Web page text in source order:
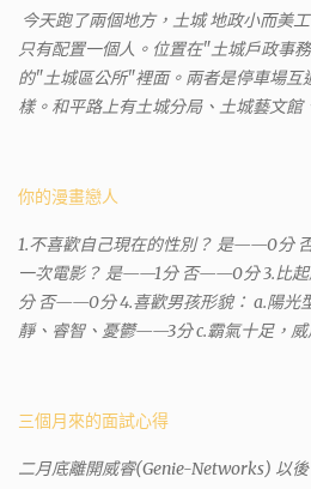
今天跑了兩個地方，土城 地政小而美
只有配置一個人。位置在"土城戶政事
的"土城區公所"裡面。兩者是停車場互
樣。和平路上有土城分局、土城藝文館
沒有正式的地政事務所，只有地政小而
到以後還真嚇了一跳，這一看就有問題
有問題的幽靈合約恐怕還調不到資源。
會去調閱這些資料。因為沒把握每個法
案牘勞形中，會願意為了這種小人物
市板橋地政事務所 )去取得。不過實際
件的租客。 在這過程中我覺得很像行
你的漫畫戀人
1.不喜歡自己現在的性別？ 是——0分
一次電影？ 是——1分 否——0分 3.比
分 否——0分 4.喜歡男孩形貌： a.陽光
靜、睿智、憂鬱——3分 c.霸氣十足，
——1分 6.希望戀人的姓氏： a.大眾化
活動喜歡參加： a.整場籃球比賽——1
三個月來的面試心得
二月底離開威睿(Genie-Networks) 以